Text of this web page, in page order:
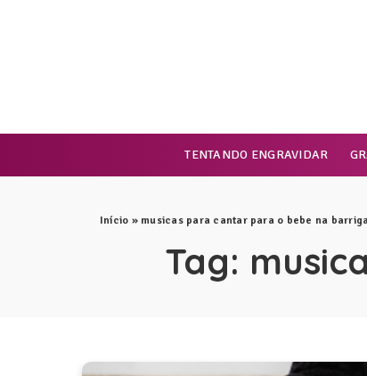
TENTANDO ENGRAVIDAR
Início » musicas para cantar para o bebe na
Tag: